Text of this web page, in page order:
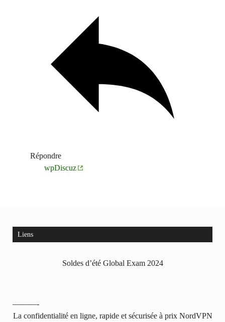
Répondre
wpDiscuz
Liens
Soldes d’été Global Exam 2024
———-
La confidentialité en ligne, rapide et sécurisée à prix NordVPN